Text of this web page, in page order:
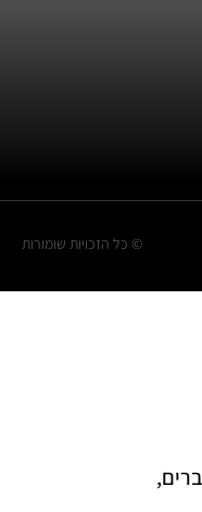
© כל הזכויות שומורות